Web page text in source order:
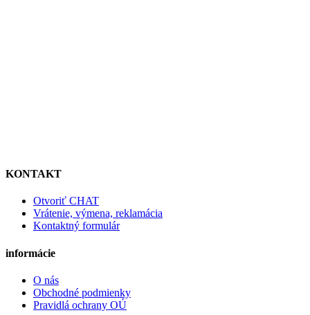
KONTAKT
Otvoriť CHAT
Vrátenie, výmena, reklamácia
Kontaktný formulár
informácie
O nás
Obchodné podmienky
Pravidlá ochrany OÚ